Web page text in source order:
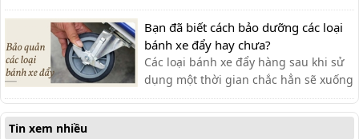
khách hàng đựng đồ khi mua sắm mà
còn hỗ trợ vận chuyển hàng hóa.
Bạn đã biết cách bảo dưỡng các loại
bánh xe đẩy hay chưa?
Các loại bánh xe đẩy hàng sau khi sử
dụng một thời gian chắc hẳn sẽ xuống
cấp và không thể vận hành một cách
linh hoạt,do đó ta cần có cách bảo
Tin xem nhiều